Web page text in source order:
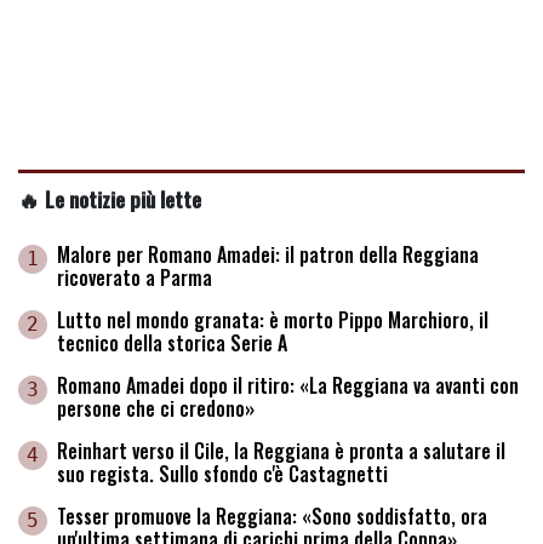
🔥 Le notizie più lette
1 Malore per Romano Amadei: il patron della Reggiana
ricoverato a Parma
2 Lutto nel mondo granata: è morto Pippo Marchioro, il
tecnico della storica Serie A
3 Romano Amadei dopo il ritiro: «La Reggiana va avanti con
persone che ci credono»
4 Reinhart verso il Cile, la Reggiana è pronta a salutare il
suo regista. Sullo sfondo c'è Castagnetti
5 Tesser promuove la Reggiana: «Sono soddisfatto, ora